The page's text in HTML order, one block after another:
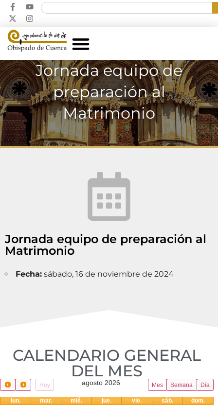
Jornada equipo de
preparación al
Matrimonio
Jornada equipo de preparación al
Matrimonio
Fecha: sábado, 16 de noviembre de 2024
CALENDARIO GENERAL
DEL MES​
Hoy Mes Semana Día
agosto 2026
lun. mar. mié. jue. vie. sáb.
dom.